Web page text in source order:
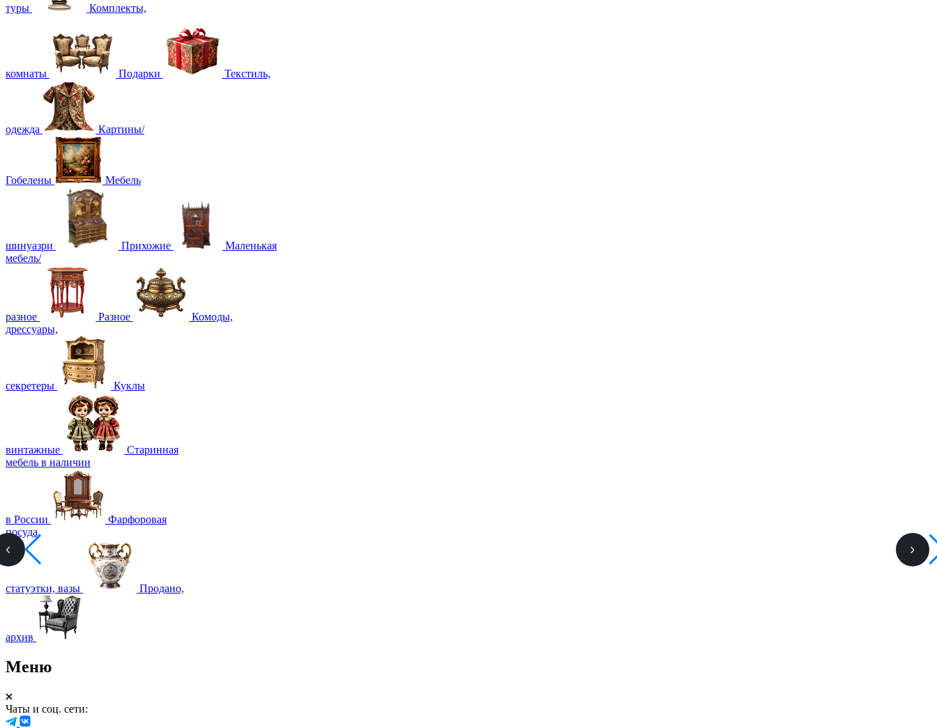
туры Комплекты,
комнаты Подарки Текстиль,
одежда Картины/
Гобелены Мебель
шинуазри Прихожие
Маленькая
мебель/
разное Разное
Комоды,
дрессуары,
секретеры Куклы
винтажные
Старинная
мебель в наличии
в России
Фарфоровая
посуда,
статуэтки, вазы Продано,
архив
Меню
Чаты и соц. сети: